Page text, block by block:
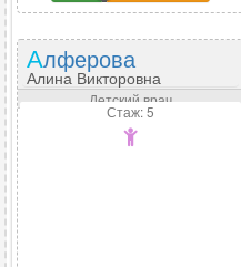
Алферова
Алина Викторовна
Детский врач
Стаж: 5